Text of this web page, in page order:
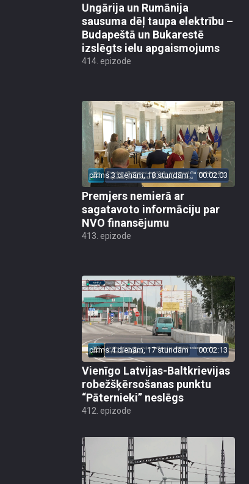
Ungārija un Rumānija
sausuma dēļ taupa elektrību –
Budapeštā un Bukarestē
izslēgts ielu apgaismojums
414. epizode
pirms 3 dienām, 18 stundām 00:02:03
Premjers nemierā ar
sagatavoto informāciju par
NVO finansējumu
413. epizode
pirms 4 dienām, 17 stundām 00:02:13
Vienīgo Latvijas-Baltkrievijas
robežšķērsošanas punktu
“Pāternieki” neslēgs
412. epizode